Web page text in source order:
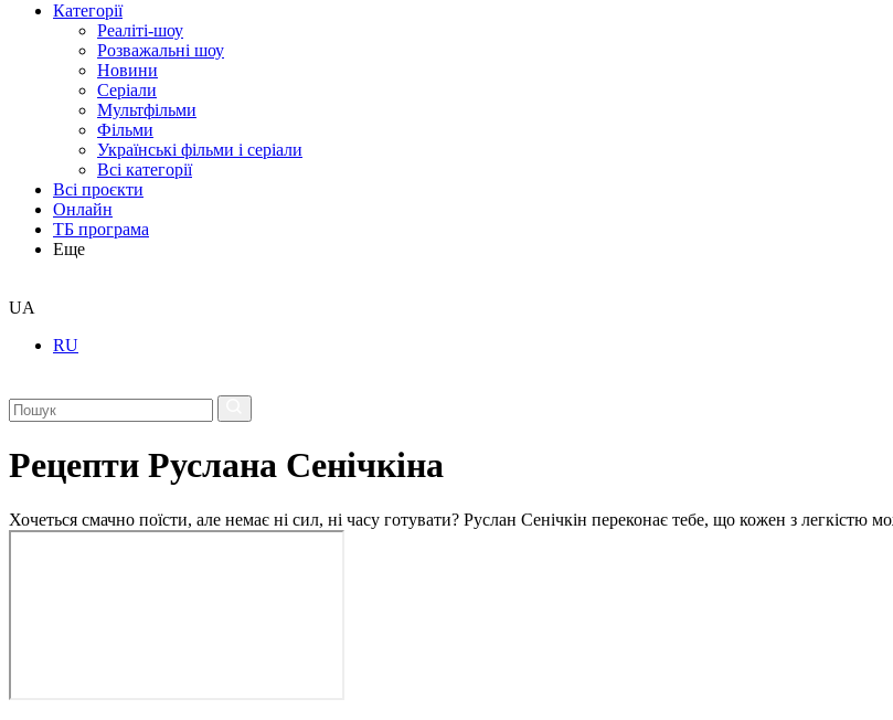
Категорії
Реаліті-шоу
Розважальні шоу
Новини
Серіали
Мультфільми
Фільми
Українські фільми і серіали
Всі категорії
Всі проєкти
Онлайн
ТБ програма
Еще
UA
RU
Рецепти Руслана Сенічкіна
Хочеться смачно поїсти, але немає ні сил, ні часу готувати? Руслан Сенічкін переконає тебе, що кожен з легкістю